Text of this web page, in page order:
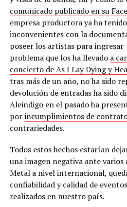
comunicado publicado en su
empresa productora ya ha
inconvenientes con la
poseer los artistas para
problema que los ha llevado a
concierto de As I Lay Dying y
tras más de un año, no ha sido
devolución de entradas ha sido
Aleindigo en el pasado ha
porincumplimientos de
contrariedades.
Todos estos hechos estarían
una imagen negativa ante
Metal a nivel internacional,
confiabilidad y calidad de
realizados en nuestro país.